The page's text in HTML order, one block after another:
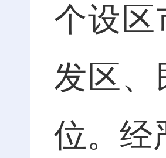
个设区
发区、
位。经